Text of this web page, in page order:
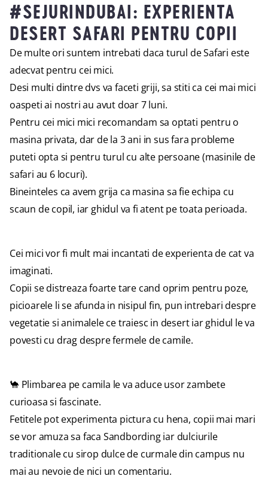
#SEJURINDUBAI: EXPERIENTA
DESERT SAFARI PENTRU COPII
De multe ori suntem intrebati daca turul de Safari este
adecvat pentru cei mici.
Desi multi dintre dvs va faceti griji, sa stiti ca cei mai mici
oaspeti ai nostri au avut doar 7 luni.
Pentru cei mici mici recomandam sa optati pentru o
masina privata, dar de la 3 ani in sus fara probleme
puteti opta si pentru turul cu alte persoane (masinile de
safari au 6 locuri).
Bineinteles ca avem grija ca masina sa fie echipa cu
scaun de copil, iar ghidul va fi atent pe toata perioada.
Cei mici vor fi mult mai incantati de experienta de cat va
imaginati.
Copii se distreaza foarte tare cand oprim pentru poze,
picioarele li se afunda in nisipul fin, pun intrebari despre
vegetatie si animalele ce traiesc in desert iar ghidul le va
povesti cu drag despre fermele de camile.
🐪 Plimbarea pe camila le va aduce usor zambete
curioasa si fascinate.
Fetitele pot experimenta pictura cu hena, copii mai mari
se vor amuza sa faca Sandbording iar dulciurile
traditionale cu sirop dulce de curmale din campus nu
mai au nevoie de nici un comentariu.